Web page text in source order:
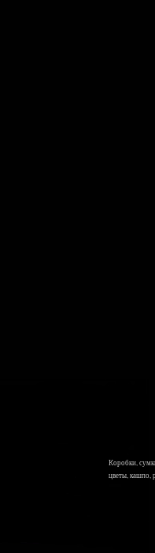
Коробки,
цветы, кашпо,